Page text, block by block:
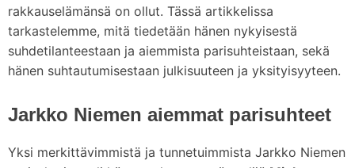
rakkauselämänsä on ollut. Tässä artikkelissa
tarkastelemme, mitä tiedetään hänen nykyisestä
suhdetilanteestaan ja aiemmista parisuhteistaan, sekä
hänen suhtautumisestaan julkisuuteen ja yksityisyyteen.
Jarkko Niemen aiemmat parisuhteet
Yksi merkittävimmistä ja tunnetuimmista Jarkko Niemen